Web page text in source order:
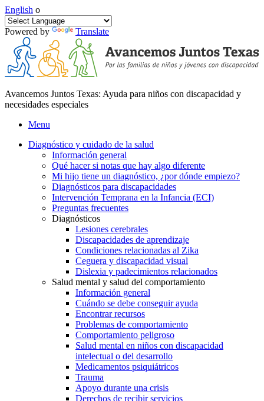
English o
Powered by Translate
Avancemos Juntos Texas: Ayuda para niños con discapacidad y
necesidades especiales
Menu
Diagnóstico y cuidado de la salud
Información general
Qué hacer si notas que hay algo diferente
Mi hijo tiene un diagnóstico, ¿por dónde empiezo?
Diagnósticos para discapacidades
Intervención Temprana en la Infancia (ECI)
Preguntas frecuentes
Diagnósticos
Lesiones cerebrales
Discapacidades de aprendizaje
Condiciones relacionadas al Zika
Ceguera y discapacidad visual
Dislexia y padecimientos relacionados
Salud mental y salud del comportamiento
Información general
Cuándo se debe conseguir ayuda
Encontrar recursos
Problemas de comportamiento
Comportamiento peligroso
Salud mental en niños con discapacidad
intelectual o del desarrollo
Medicamentos psiquiátricos
Trauma
Apoyo durante una crisis
Derechos de recibir servicios